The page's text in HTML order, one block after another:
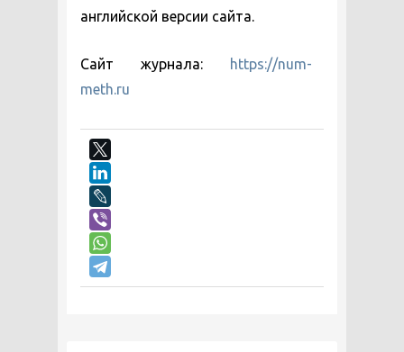
английской версии сайта.
Сайт журнала:
https://num-
meth.ru